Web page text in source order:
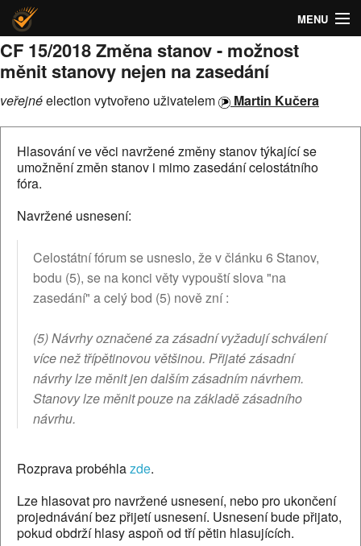
MENU
O Heliosu
Hlasovací systém Helios | Česká piratská strana
CF 15/2018 Změna stanov - možnost
měnit stanovy nejen na zasedání
veřejnéelection vytvořeno uživatelem Martin Kučera
Hlasování ve věci navržené změny stanov týkající se
umožnění změn stanov i mimo zasedání celostátního
fóra.
Navržené usnesení:
Celostátní fórum se usneslo, že v článku 6 Stanov,
bodu (5), se na konci věty vypouští slova "na
zasedání" a celý bod (5) nově zní :
(5) Návrhy označené za zásadní vyžadují schválení
více než třípětinovou většinou. Přijaté zásadní
návrhy lze měnit jen dalším zásadním návrhem.
Stanovy lze měnit pouze na základě zásadního
návrhu.
Rozprava probéhlazde.
Lze hlasovat pro navržené usnesení, nebo pro ukončení
projednávání bez přijetí usnesení. Usnesení bude přijato,
pokud obdrží hlasy aspoň od tří pětin hlasujících.